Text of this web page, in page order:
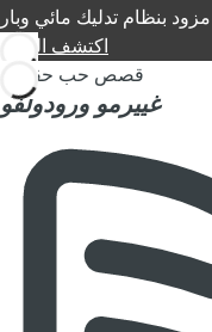
اكتشف المزيد
قصص حب حقيقية
غييرمو ورودولفو